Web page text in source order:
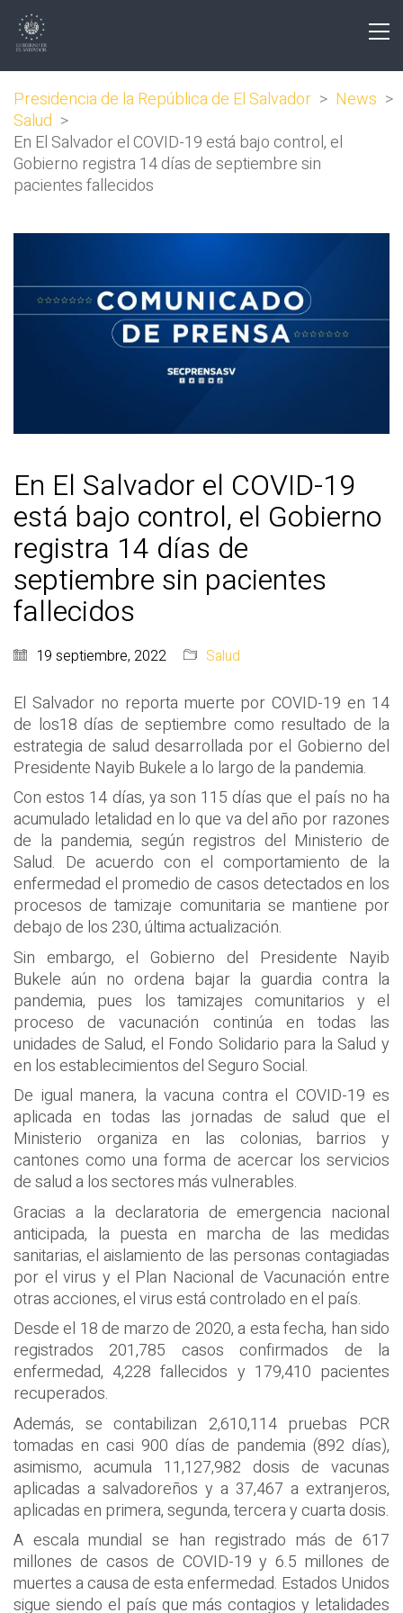
Presidencia de la República de El Salvador > News >
Salud >
En El Salvador el COVID-19 está bajo control, el
Gobierno registra 14 días de septiembre sin
pacientes fallecidos
En El Salvador el COVID-19
está bajo control, el Gobierno
registra 14 días de
septiembre sin pacientes
fallecidos
19 septiembre, 2022 Salud
El Salvador no reporta muerte por COVID-19 en 14
de los18 días de septiembre como resultado de la
estrategia de salud desarrollada por el Gobierno del
Presidente Nayib Bukele a lo largo de la pandemia.
Con estos 14 días, ya son 115 días que el país no ha
acumulado letalidad en lo que va del año por razones
de la pandemia, según registros del Ministerio de
Salud. De acuerdo con el comportamiento de la
enfermedad el promedio de casos detectados en los
procesos de tamizaje comunitaria se mantiene por
debajo de los 230, última actualización.
Sin embargo, el Gobierno del Presidente Nayib
Bukele aún no ordena bajar la guardia contra la
pandemia, pues los tamizajes comunitarios y el
proceso de vacunación continúa en todas las
unidades de Salud, el Fondo Solidario para la Salud y
en los establecimientos del Seguro Social.
De igual manera, la vacuna contra el COVID-19 es
aplicada en todas las jornadas de salud que el
Ministerio organiza en las colonias, barrios y
cantones como una forma de acercar los servicios
de salud a los sectores más vulnerables.
Gracias a la declaratoria de emergencia nacional
anticipada, la puesta en marcha de las medidas
sanitarias, el aislamiento de las personas contagiadas
por el virus y el Plan Nacional de Vacunación entre
otras acciones, el virus está controlado en el país.
Desde el 18 de marzo de 2020, a esta fecha, han sido
registrados 201,785 casos confirmados de la
enfermedad, 4,228 fallecidos y 179,410 pacientes
recuperados.
Además, se contabilizan 2,610,114 pruebas PCR
tomadas en casi 900 días de pandemia (892 días),
asimismo, acumula 11,127,982 dosis de vacunas
aplicadas a salvadoreños y a 37,467 a extranjeros,
aplicadas en primera, segunda, tercera y cuarta dosis.
A escala mundial se han registrado más de 617
millones de casos de COVID-19 y 6.5 millones de
muertes a causa de esta enfermedad. Estados Unidos
sigue siendo el país que más contagios y letalidades